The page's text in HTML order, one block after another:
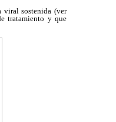
viral sostenida (ver
tratamiento y que